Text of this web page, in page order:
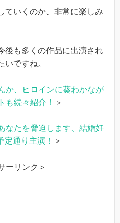
ていくのか、非常に楽しみ
後も多くの作品に出演され
いですね。
か、ヒロインに葵わかなが
も続々紹介！
＞
なたを脅迫します、結婚妊
定通り主演！
＞
ーリンク＞